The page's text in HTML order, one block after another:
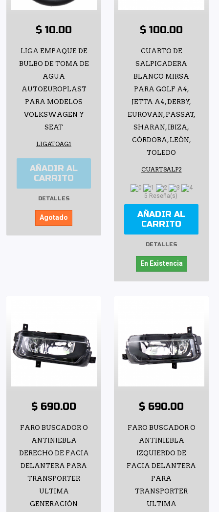
$ 10.00
LIGA EMPAQUE DE
BULBO DE TOMA DE
AGUA
AUTOEUROPLAST
PARA MODELOS
VOLKSWAGEN Y
SEAT
LIGATOAG1
AÑADIR AL
CARRITO
DETALLES
Agotado
$ 100.00
CUARTO DE
SALPICADERA
BLANCO MIRSA
PARA GOLF A4,
JETTA A4, DERBY,
EUROVAN, PASSAT,
SHARAN, IBIZA,
CÓRDOBA, LEÓN,
TOLEDO
CUARTSALP2
5 Reseña(s)
AÑADIR AL
CARRITO
DETALLES
En Existencia
$ 690.00
FARO BUSCADOR O
ANTINIEBLA
DERECHO DE FACIA
DELANTERA PARA
TRANSPORTER
ULTIMA
GENERACIÓN
$ 690.00
FARO BUSCADOR O
ANTINIEBLA
IZQUIERDO DE
FACIA DELANTERA
PARA
TRANSPORTER
ULTIMA